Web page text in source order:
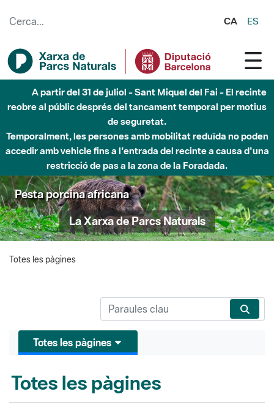
CA ES
A partir del 31 de juliol - Sant Miquel del Fai - El recinte
reobre al públic després del tancament temporal per motius
de seguretat.
Temporalment, les persones amb mobilitat reduïda no poden
accedir amb vehicle fins a l'entrada del recinte a causa d'una
restricció de pas a la zona de la Foradada.
Pesta porcina africana
La Xarxa de Parcs Naturals
Totes les pàgines
Totes les pàgines
Totes les pàgines